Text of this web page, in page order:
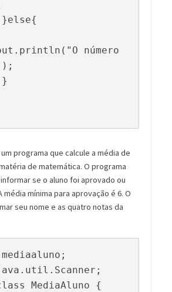
número
programa que calcule a média de
de matemática. O programa
se o aluno foi aprovado ou
média mínima para aprovação é 6. O
seu nome e as quatro notas da
MediaAluno {